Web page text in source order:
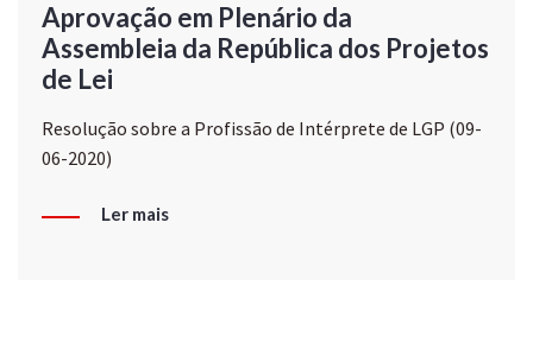
Aprovação em Plenário da
Assembleia da República dos Projetos
de Lei
Resolução sobre a Profissão de Intérprete de LGP (09-
06-2020)
Ler mais